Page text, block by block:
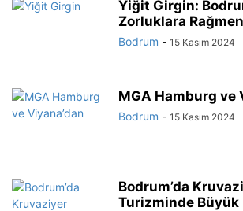
Yiğit Girgin:
Zorluklara Rağmen
Bodrum - 15 Kasım 2024
MGA Hamburg ve
Bodrum - 15 Kasım 2024
Bodrum’da
Turizminde Büyük